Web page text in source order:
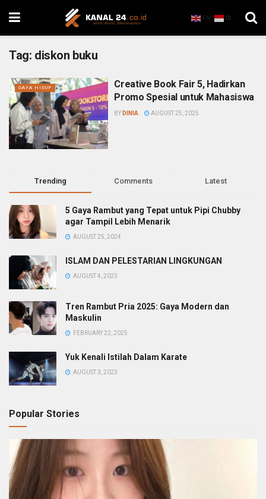
EN ID
Tag: diskon buku
GAYA HIDUP
Creative Book Fair 5, Hadirkan
Promo Spesial untuk Mahasiswa
BY DINIA AUGUST 25, 2025
Trending Comments Latest
5 Gaya Rambut yang Tepat untuk Pipi Chubby
agar Tampil Lebih Menarik
AUGUST 25, 2024
ISLAM DAN PELESTARIAN LINGKUNGAN
AUGUST 4, 2023
Tren Rambut Pria 2025: Gaya Modern dan
Maskulin
FEBRUARY 22, 2025
Yuk Kenali Istilah Dalam Karate
AUGUST 3, 2023
Popular Stories